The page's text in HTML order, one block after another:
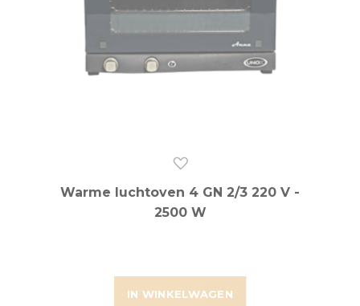
IN WINKELWAGEN
Warme luchtoven 4 GN 2/3 220 V -
2500 W